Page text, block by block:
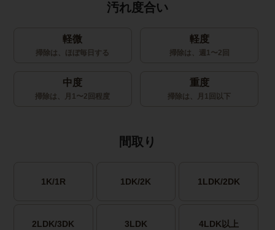
汚れ度合い
軽微
掃除は、ほぼ毎日する
軽度
掃除は、週1〜2回
中度
掃除は、月1〜2回程度
重度
掃除は、月1回以下
間取り
1K/1R 1DK/2K 1LDK/2DK
2LDK/3DK 3LDK 4LDK以上